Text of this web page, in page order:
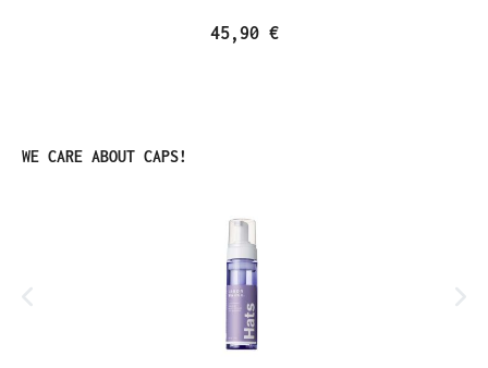
45,90 €
Produktgalerie überspringen
WE CARE ABOUT CAPS!